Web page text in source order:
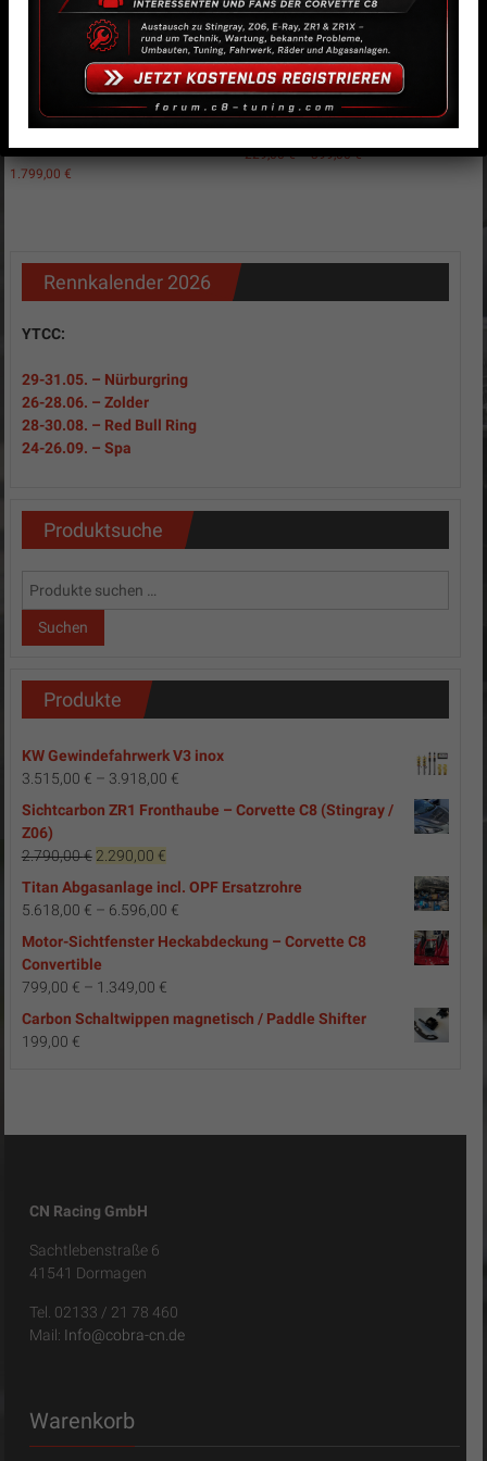
CN Schalldämpferumbau
Corvette C8 incl.
Klappensteuerung
1.799,00 €
Auspuffendrohre rund mit ABE
C8
229,00€–399,00€
Rennkalender 2026
YTCC:
29-31.05. – Nürburgring
26-28.06. – Zolder
28-30.08. – Red Bull Ring
24-26.09. – Spa
Produktsuche
Suchen
Suchen
Produkte
KW Gewindefahrwerk V3 inox
3.515,00 € – 3.918,00 €
Sichtcarbon ZR1 Fronthaube – Corvette C8 (Stingray /
Z06)
2.790,00€ Ursprünglicher
Preis
2.790,00 €
2.290,00 €Aktueller
Preis
Titan Abgasanlage incl. OPF Ersatzrohre
5.618,00 € – 6.596,00 €
Motor-Sichtfenster Heckabdeckung – Corvette C8
Convertible
799,00 € – 1.349,00 €
Carbon Schaltwippen magnetisch / Paddle Shifter
199,00 €
CN Racing GmbH
Sachtlebenstraße 6
41541 Dormagen
Tel. 02133 / 21 78 460
Mail: Info@cobra-cn.de
Warenkorb